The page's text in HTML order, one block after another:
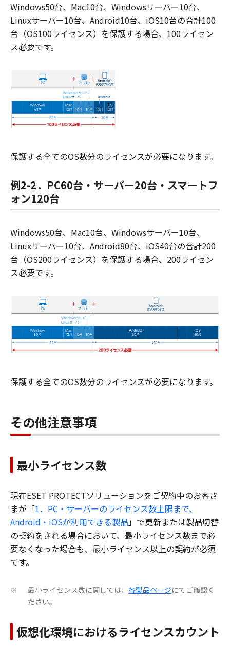
Windows50台、Mac10台、Windowsサーバー10台、
Linuxサーバー10台、Android10台、iOS10台の合計100
台（OS100ライセンス）を保護する場合、100ライセン
ス必要です。
保護する全てのOS数分のライセンスが必要になります。
例2-2．PC60台・サーバー20台・スマートフ
ォン120台
Windows50台、Mac10台、Windowsサーバー10台、
Linuxサーバー10台、Android80台、iOS40台の合計200
台（OS200ライセンス）を保護する場合、200ライセン
ス必要です。
保護する全てのOS数分のライセンスが必要になります。
その他注意事項
最小ライセンス数
現在ESET PROTECTソリューションをご契約中のお客さ
まが「1．PC・サーバーのライセンス数上限まで、
Android・iOSが利用できる製品」で更新または製品切替
の契約をされる場合において、最小ライセンス数まで必
要なくなった場合も、最小ライセンス以上の契約が必須
です。
※ 最小ライセンス数に関しては、 各製品ページにてご確認く
ださい。
仮想化環境におけるライセンスカウント